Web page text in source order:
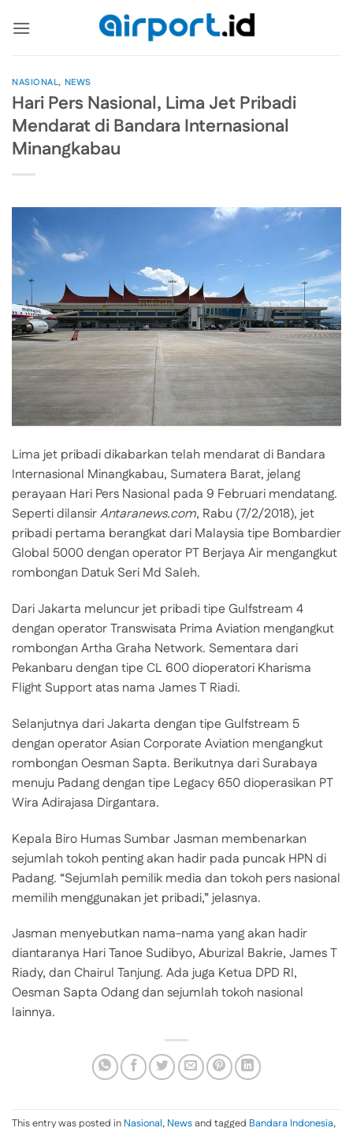
NASIONAL, NEWS
Hari Pers Nasional, Lima Jet Pribadi
Mendarat di Bandara Internasional
Minangkabau
Lima jet pribadi dikabarkan telah mendarat di Bandara
Internasional Minangkabau, Sumatera Barat, jelang
perayaan Hari Pers Nasional pada 9 Februari mendatang.
Seperti dilansirAntaranews.com, Rabu (7/2/2018), jet
pribadi pertama berangkat dari Malaysia tipe Bombardier
Global 5000 dengan operator PT Berjaya Air mengangkut
rombongan Datuk Seri Md Saleh.
Dari Jakarta meluncur jet pribadi tipe Gulfstream 4
dengan operator Transwisata Prima Aviation mengangkut
rombongan Artha Graha Network. Sementara dari
Pekanbaru dengan tipe CL 600 dioperatori Kharisma
Flight Support atas nama James T Riadi.
Selanjutnya dari Jakarta dengan tipe Gulfstream 5
dengan operator Asian Corporate Aviation mengangkut
rombongan Oesman Sapta. Berikutnya dari Surabaya
menuju Padang dengan tipe Legacy 650 dioperasikan PT
Wira Adirajasa Dirgantara.
Kepala Biro Humas Sumbar Jasman membenarkan
sejumlah tokoh penting akan hadir pada puncak HPN di
Padang. “Sejumlah pemilik media dan tokoh pers nasional
memilih menggunakan jet pribadi,” jelasnya.
Jasman menyebutkan nama-nama yang akan hadir
diantaranya Hari Tanoe Sudibyo, Aburizal Bakrie, James T
Riady, dan Chairul Tanjung. Ada juga Ketua DPD RI,
Oesman Sapta Odang dan sejumlah tokoh nasional
lainnya.
This entry was posted in Nasional, Newsand tagged Bandara Indonesia,